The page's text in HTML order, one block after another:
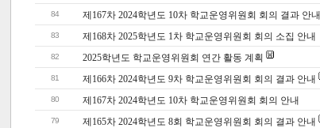
84 제167차 2024학년도 10차 학교운영위원회 회의 결과 안내
83 제168차 2025학년도 1차 학교운영위원회 회의 소집 안내
82 2025학년도 학교운영위원회 연간 활동 계획
81 제166차 2024학년도 9차 학교운영위원회 회의 결과 안내
80 제167차 2024학년도 10차 학교운영위원회 회의 안내
79 제165차 2024학년도 8회 학교운영위원회 회의 결과 안내